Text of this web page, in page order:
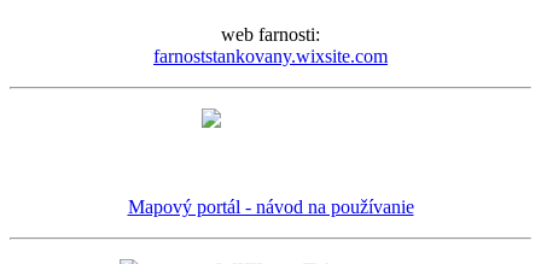
web farnosti:
farnoststankovany.wixsite.com
Mapový portál - návod na používanie